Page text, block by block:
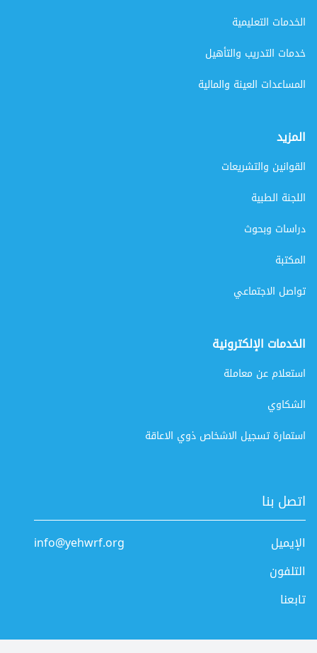
الخدمات التعليمية
خدمات التدريب والتأهيل
المساعدات العينة والمالية
المزيد
القوانين والتشريعات
اللجنة الطبية
دراسات وبحوث
المكتبة
تواصل الاجتماعي
الخدمات الإلكترونية
استعلام عن معاملة
الشكاوي
استمارة تسجيل الاشخاص ذوي الاعاقة
اتصل بنا
الإيميل
info@yehwrf.org
التلفون
تابعنا